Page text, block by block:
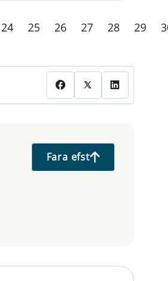
24 25 26 27 28 29
Fara efst